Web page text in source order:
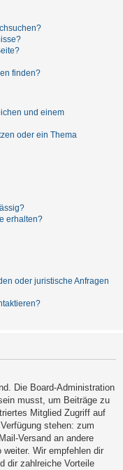
finden?
und einem
oder ein Thema
erhalten?
oder juristische Anfragen
Die Board-Administration
musst, um Beiträge zu
Mitglied Zugriff auf
stehen: zum
Versand an andere
Wir empfehlen dir
dir zahlreiche Vorteile